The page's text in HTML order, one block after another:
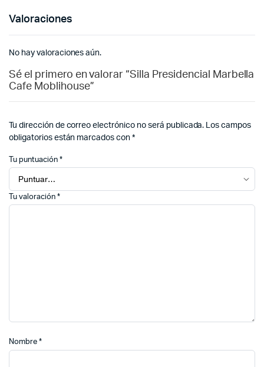
Valoraciones
No hay valoraciones aún.
Sé el primero en valorar “Silla Presidencial Marbella
Cafe Moblihouse”
Tu dirección de correo electrónico no será publicada. Los campos
obligatorios están marcados con*
Tu puntuación *
Tu valoración *
Nombre *